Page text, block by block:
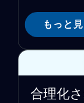
もっと
合理化